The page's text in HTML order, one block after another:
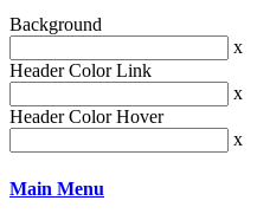
Background
x
Header Color Link
x
Header Color Hover
x
Main Menu